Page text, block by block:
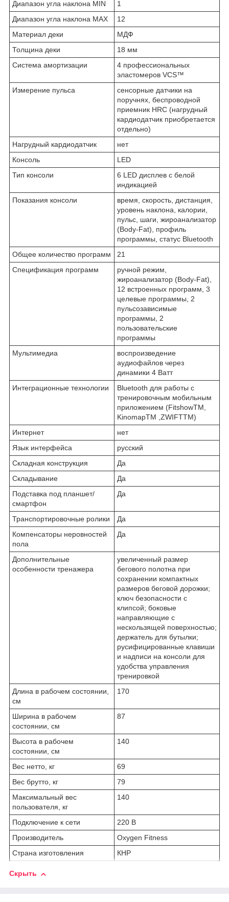
Диапазон угла наклона MIN
1
Диапазон угла наклона MAX
12
Материал деки
МДФ
Толщина деки
18 мм
Система амортизации
4 профессиональных
эластомеров VCS™
Измерение пульса
сенсорные датчики на
поручнях, беспроводной
приемник HRC (нагрудный
кардиодатчик приобретается
отдельно)
Нагрудный кардиодатчик
нет
Консоль
LED
Тип консоли
6 LED дисплев c белой
индикацией
Показания консоли
время, скорость, дистанция,
уровень наклона, калории,
пульс, шаги, жироанализатор
(Body-Fat), профиль
программы, статус Bluetooth
Общее количество программ
21
Спецификация программ
ручной режим,
жироанализатор (Body-Fat),
12 встроенных nрограмм, 3
целевые программы, 2
пульсозависимые
программы, 2
пользовательские
программы
Мультимедиа
воспроизведение
аудиофайлов через
динамики 4 Ватт
Интеграционные технологии
Bluetooth для работы с
тренировочным мобильным
приложением (FitshowTM,
KinomapTM ,ZWIFTTM)
Интернет
нет
Язык интерфейса
русский
Складная конструкция
Да
Складывание
Да
Подставка под планшет/
смартфон
Да
Транспортировочные ролики
Да
Компенсаторы неровностей
пола
Да
Дополнительные
особенности тренажера
увеличенный размер
бегового полотна при
сохранении компактных
размеров беговой дорожки;
ключ безопасности с
клипсой; боковые
направляющие с
нескользящей поверхностью;
держатель для бутылки;
русифицированные клавиши
и надписи на консоли для
удобства управления
тренировкой
Длина в рабочем состоянии,
см
170
Ширина в рабочем
состоянии, см
87
Высота в рабочем
состоянии, см
140
Вес нетто, кг
69
Вес брутто, кг
79
Максимальный вес
пользователя, кг
140
Подключение к сети
220 В
Производитель
Oxygen Fitness
Страна изготовления
КНР
Скрыть